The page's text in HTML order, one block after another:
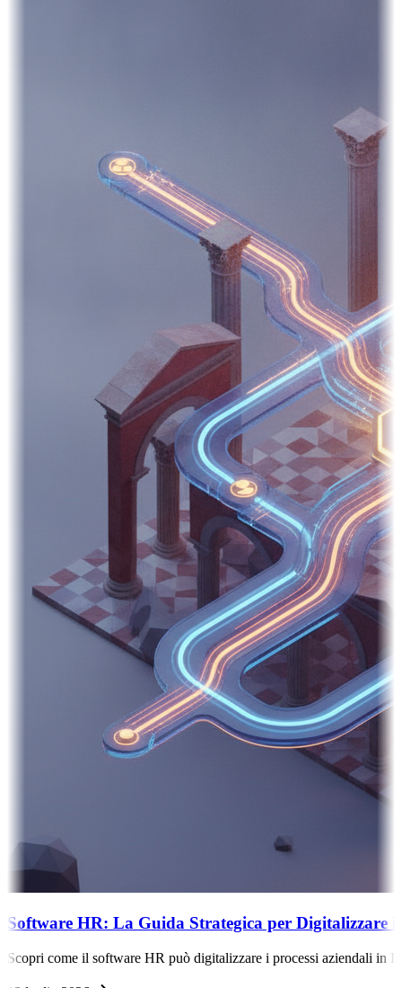
La Guida Strategica per Digitalizzare i Processi
HR può digitalizzare i processi aziendali in Italia,